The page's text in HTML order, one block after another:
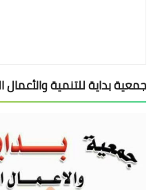
جمعية بداية للتنمية والأعمال